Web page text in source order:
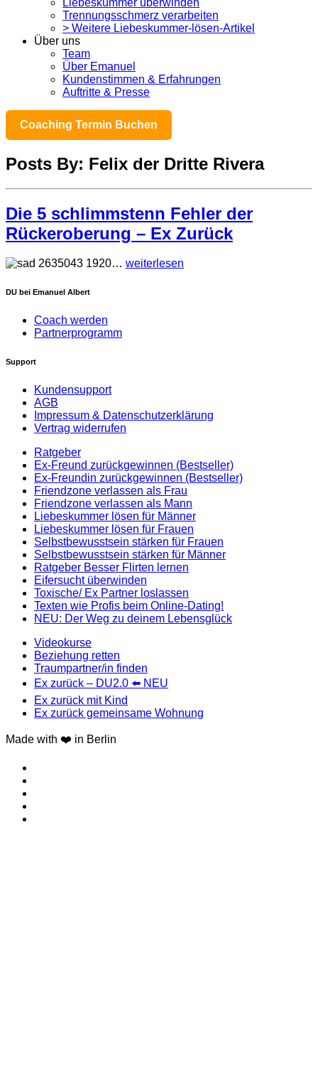
Trennungsschmerz verarbeiten
> Weitere Liebeskummer-lösen-Artikel
Über uns
Team
Über Emanuel
Kundenstimmen & Erfahrungen
Auftritte & Presse
Coaching Termin Buchen
Posts By: Felix der Dritte Rivera
Die 5 schlimmstenn Fehler der
Rückeroberung – Ex Zurück
… weiterlesen
DU bei Emanuel Albert
Coach werden
Partnerprogramm
Support
Kundensupport
AGB
Impressum & Datenschutzerklärung
Vertrag widerrufen
Ratgeber
Ex-Freund zurückgewinnen (Bestseller)
Ex-Freundin zurückgewinnen (Bestseller)
Friendzone verlassen als Frau
Friendzone verlassen als Mann
Liebeskummer lösen für Männer
Liebeskummer lösen für Frauen
Selbstbewusstsein stärken für Frauen
Selbstbewusstsein stärken für Männer
Ratgeber Besser Flirten lernen
Eifersucht überwinden
Toxische/ Ex Partner loslassen
Texten wie Profis beim Online-Dating!
NEU: Der Weg zu deinem Lebensglück
Videokurse
Beziehung retten
Traumpartner/in finden
Ex zurück – DU2.0 ⬅️ NEU
Ex zurück mit Kind
Ex zurück gemeinsame Wohnung
Made with ❤️ in Berlin